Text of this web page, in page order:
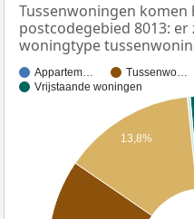
Tussenwoningen
postcodegebied 8013:
woningtype
Appartem… Tussenwo…
Vrijstaande woningen
13,8%